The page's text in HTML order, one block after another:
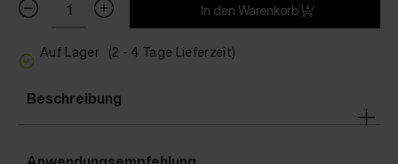
In den Warenkorb
Auf Lager (2 - 4 Tage Lieferzeit)
Beschreibung